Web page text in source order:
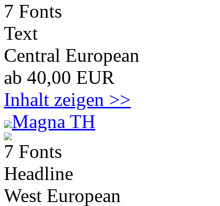
7 Fonts
Text
Central European
ab 40,00 EUR
Inhalt zeigen >>
Magna TH
7 Fonts
Headline
West European